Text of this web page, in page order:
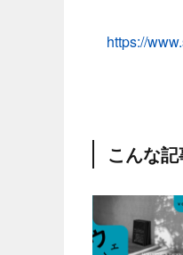
https://
こんな